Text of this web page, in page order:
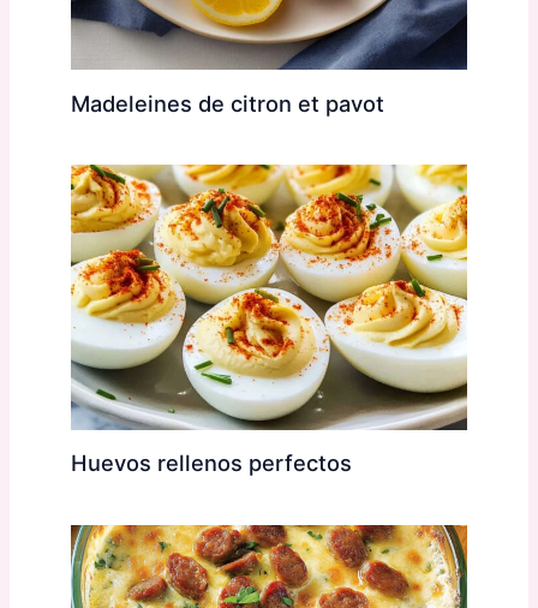
Madeleines de citron et pavot
Huevos rellenos perfectos